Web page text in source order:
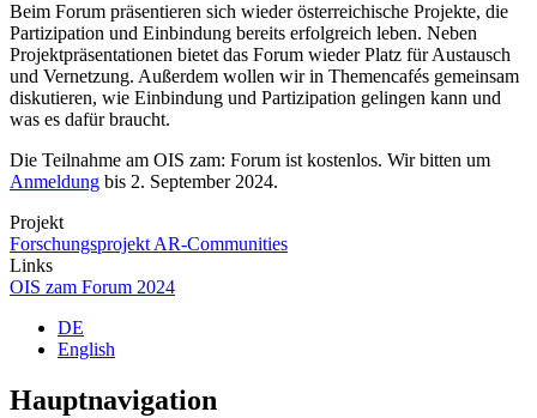
Beim Forum präsentieren sich wieder österreichische Projekte, die
Partizipation und Einbindung bereits erfolgreich leben. Neben
Projektpräsentationen bietet das Forum wieder Platz für Austausch
und Vernetzung. Außerdem wollen wir in Themencafés gemeinsam
diskutieren, wie Einbindung und Partizipation gelingen kann und
was es dafür braucht.
Die Teilnahme am OIS zam: Forum ist kostenlos. Wir bitten um
Anmeldung bis 2. September 2024.
Projekt
Forschungsprojekt AR-Communities
Links
OIS zam Forum 2024
DE
English
Hauptnavigation